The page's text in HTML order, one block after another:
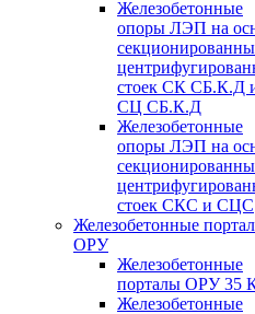
Железобетонные
опоры ЛЭП на
стоек СК СБ.К.Д
СЦ СБ.К.Д
Железобетонные
опоры ЛЭП на
стоек СКС и СЦС
Железобетонные
ОРУ
Железобетонные
порталы ОРУ 35
Железобетонные